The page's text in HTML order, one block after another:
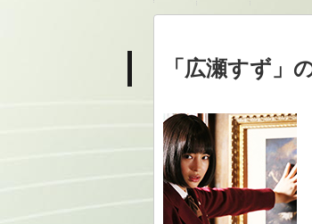
「広瀬すず」